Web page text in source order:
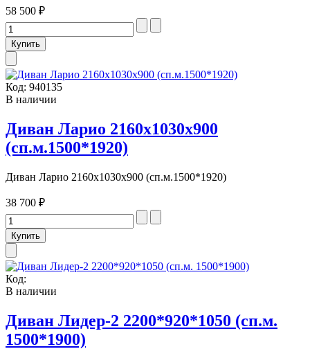
58 500 ₽
Код: 940135
В наличии
Диван Ларио 2160х1030х900
(сп.м.1500*1920)
Диван Ларио 2160х1030х900 (сп.м.1500*1920)
38 700 ₽
Код:
В наличии
Диван Лидер-2 2200*920*1050 (сп.м.
1500*1900)